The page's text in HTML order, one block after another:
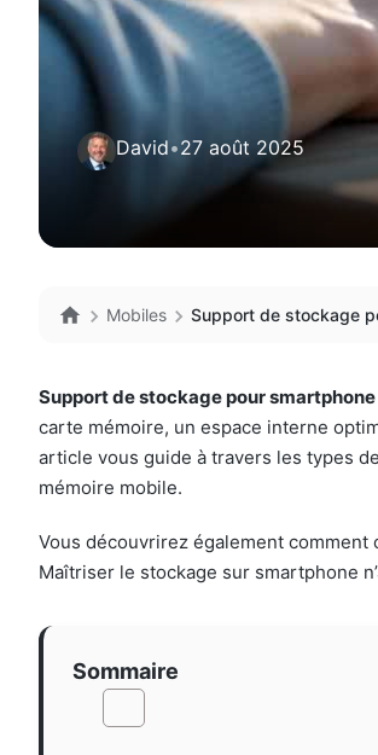
David•27 août 2025
Mobiles Support de stockage
Support de stockage pour smartphone
carte mémoire, un espace interne
article vous guide à travers les types
mémoire mobile.
Vous découvrirez également
Maîtriser le stockage sur smartphone
Sommaire